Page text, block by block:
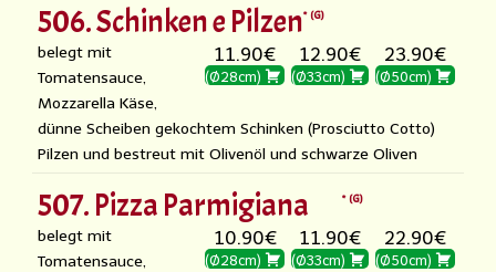
506. Schinken e Pilzen G
11.90€
(Ø28cm)
12.90€
(Ø33cm)
23.90€
(Ø50cm)
belegt mit
Tomatensauce,
Mozzarella Käse,
dünne Scheiben gekochtem Schinken (Prosciutto Cotto)
Pilzen und bestreut mit Olivenöl und schwarze Oliven
507. Pizza Parmigiana G
10.90€
(Ø28cm)
11.90€
(Ø33cm)
22.90€
(Ø50cm)
belegt mit
Tomatensauce,